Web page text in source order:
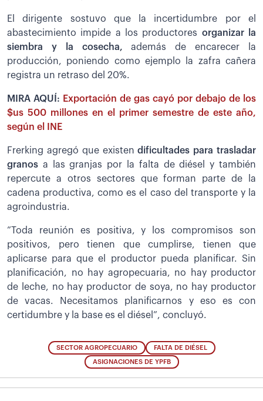
El dirigente sostuvo que la incertidumbre por el
abastecimiento impide a los productores organizar la
siembra y la cosecha, además de encarecer la
producción, poniendo como ejemplo la zafra cañera
registra un retraso del 20%.
MIRA AQUÍ: Exportación de gas cayó por debajo de los
$us 500 millones en el primer semestre de este año,
según el INE
Frerking agregó que existendificultades para trasladar
granos a las granjas por la falta de diésel y también
repercute a otros sectores que forman parte de la
cadena productiva, como es el caso del transporte y la
agroindustria.
”Toda reunión es positiva, y los compromisos son
positivos, pero tienen que cumplirse, tienen que
aplicarse para que el productor pueda planificar. Sin
planificación, no hay agropecuaria, no hay productor
de leche, no hay productor de soya, no hay productor
de vacas. Necesitamos planificarnos y eso es con
certidumbre y la base es el diésel”, concluyó.
SECTOR AGROPECUARIO FALTA DE DIÉSEL
ASIGNACIONES DE YPFB